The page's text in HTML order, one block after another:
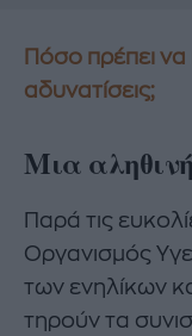
Πόσο πρέπει
αδυνατίσεις;
Μια
Παρά τις
Οργανισμός
των ενηλίκων
τηρούν τα